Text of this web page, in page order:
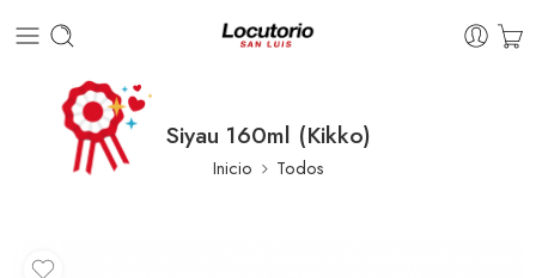
Siyau 160ml (Kikko)
Inicio Todos